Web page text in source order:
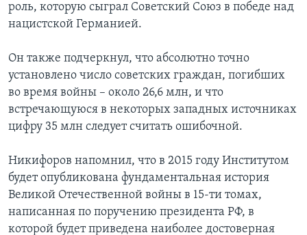
роль, которую сыграл Советский Союз в победе над
нацистской Германией.
Он также подчеркнул, что абсолютно точно
установлено число советских граждан, погибших
во время войны – около 26,6 млн, и что
встречающуюся в некоторых западных источниках
цифру 35 млн следует считать ошибочной.
Никифоров напомнил, что в 2015 году Институтом
будет опубликована фундаментальная история
Великой Отечественной войны в 15-ти томах,
написанная по поручению президента РФ, в
которой будет приведена наиболее достоверная